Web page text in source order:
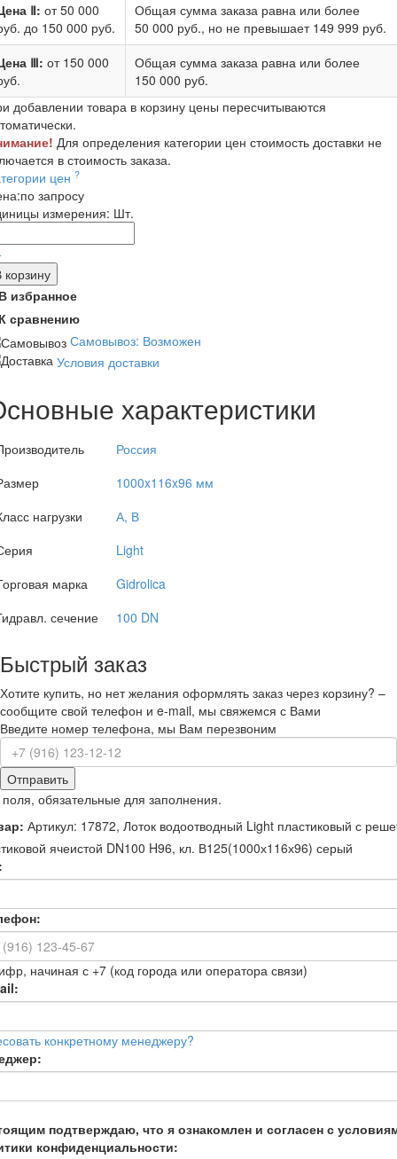
Ⅱ: от 50 000
до 150 000 руб.
Общая сумма заказа равна или более
50 000 руб., но не превышает 149 999 руб.
Ⅲ: от 150 000
Общая сумма заказа равна или более
150 000 руб.
добавлении товара в корзину цены пересчитываются
Для определения категории цен стоимость доставки не
в стоимость заказа.
цен ?
по запросу
измерения: Шт.
корзину
избранное
сравнению
Самовывоз: Возможен
Условия доставки
характеристики
Россия
1000x116x96 мм
нагрузки
А, В
Light
марка
Gidrolica
сечение
100 DN
Быстрый заказ
Хотите купить, но нет желания оформлять заказ через корзину? –
сообщите свой телефон и e-mail, мы свяжемся с Вами
Введите номер телефона, мы Вам перезвоним
Отправить
обязательные для заполнения.
Артикул: 17872, Лоток водоотводный Light пластиковый с
ячеистой DN100 H96, кл. В125(1000х116х96) серый
начиная с +7 (код города или оператора связи)
конкретному менеджеру?
подтверждаю, что я ознакомлен и согласен с
конфиденциальности: